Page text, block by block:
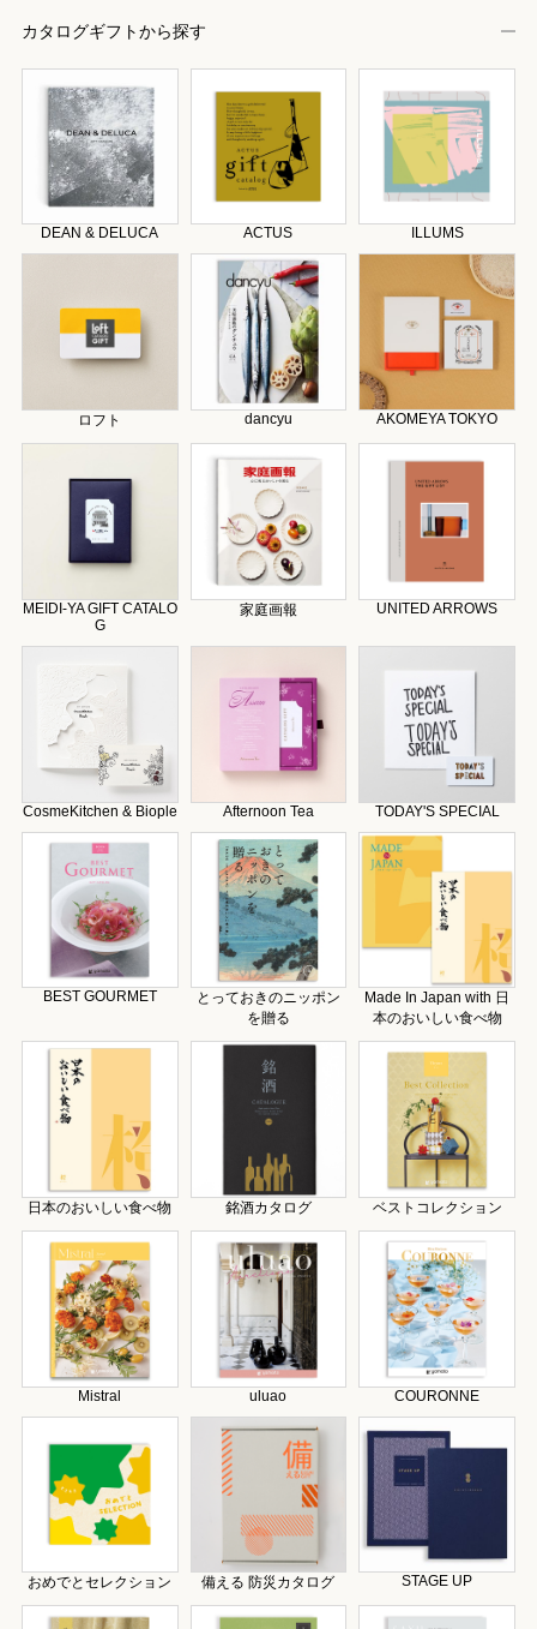
カタログギフトから探す
DEAN & DELUCA ACTUS ILLUMS
ロフト dancyu AKOMEYA TOKYO
MEIDI-YA GIFT CATALO
G
家庭画報 UNITED ARROWS
CosmeKitchen & Biople Afternoon Tea TODAY'S SPECIAL
BEST GOURMET
とっておきのニッポン
を贈る
Made In Japan with 日
本のおいしい食べ物
日本のおいしい食べ物 銘酒カタログ ベストコレクション
Mistral uluao COURONNE
おめでとセレクション 備える 防災カタログ STAGE UP